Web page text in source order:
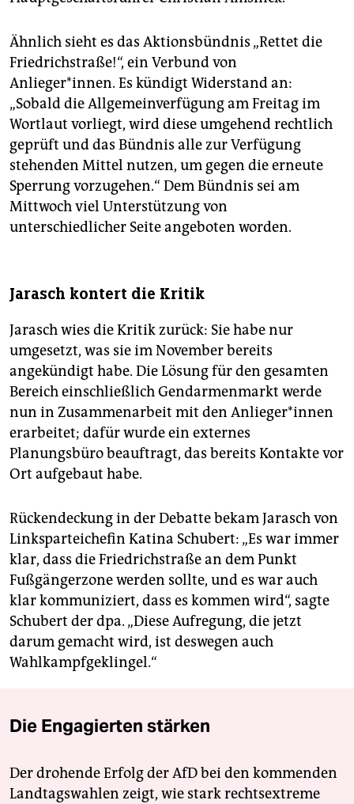
Ähnlich sieht es das Aktionsbündnis „Rettet die
Friedrichstraße!“, ein Verbund von
Anlieger*innen. Es kündigt Widerstand an:
„Sobald die Allgemeinverfügung am Freitag im
Wortlaut vorliegt, wird diese umgehend rechtlich
geprüft und das Bündnis alle zur Verfügung
stehenden Mittel nutzen, um gegen die erneute
Sperrung vorzugehen.“ Dem Bündnis sei am
Mittwoch viel Unterstützung von
unterschiedlicher Seite angeboten worden.
Jarasch kontert die Kritik
Jarasch wies die Kritik zurück: Sie habe nur
umgesetzt, was sie im November bereits
angekündigt habe. Die Lösung für den gesamten
Bereich einschließlich Gendarmenmarkt werde
nun in Zusammenarbeit mit den An­lie­ge­r*in­nen
erarbeitet; dafür wurde ein externes
Planungsbüro beauftragt, das bereits Kontakte vor
Ort aufgebaut habe.
Rückendeckung in der Debatte bekam Jarasch von
Linksparteichefin Katina Schubert: „Es war immer
klar, dass die Friedrichstraße an dem Punkt
Fußgängerzone werden sollte, und es war auch
klar kommuniziert, dass es kommen wird“, sagte
Schubert der dpa. „Diese Aufregung, die jetzt
darum gemacht wird, ist deswegen auch
Wahlkampfgeklingel.“
Die Engagierten stärken
Der drohende Erfolg der AfD bei den kommenden
Landtagswahlen zeigt, wie stark rechtsextreme